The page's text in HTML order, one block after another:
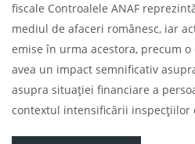
fiscale Controalele ANAF
mediul de afaceri românesc, iar
emise în urma acestora, precum
avea un impact semnificativ
asupra situației financiare a
contextul intensificării inspecțiilor